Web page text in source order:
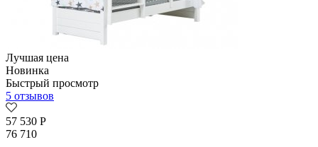
Лучшая цена
Новинка
Быстрый просмотр
5 отзывов
57 530 Р
76 710